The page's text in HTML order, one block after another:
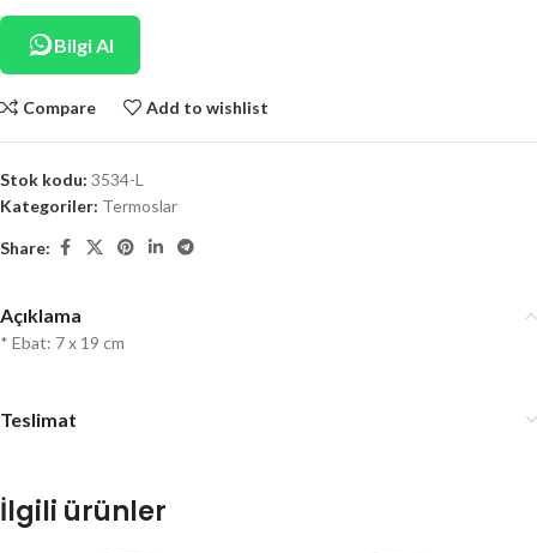
Bilgi Al
Compare Add to wishlist
Stok kodu: 3534-L
Kategoriler: Termoslar
Share:
Açıklama
* Ebat: 7 x 19 cm
Teslimat
İlgili ürünler